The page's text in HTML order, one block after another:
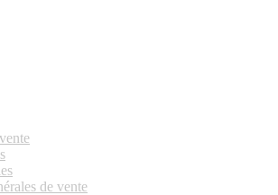
de vente